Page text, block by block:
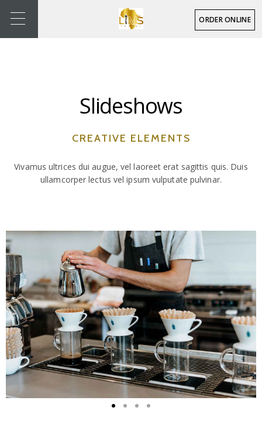
ORDER ONLINE
Slideshows
CREATIVE ELEMENTS
Vivamus ultrices dui augue, vel laoreet erat sagittis quis. Duis
ullamcorper lectus vel ipsum vulputate pulvinar.